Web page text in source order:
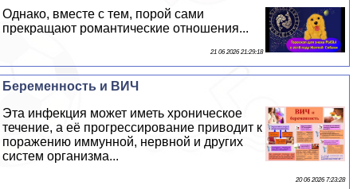
Однако, вместе с тем, порой сами
прекращают романтические отношения...
21 06 2026 21:29:18
Беременность и ВИЧ
Эта инфекция может иметь хроническое
течение, а её прогрессирование приводит к
поражению иммунной, нервной и других
систем организма...
20 06 2026 7:23:28